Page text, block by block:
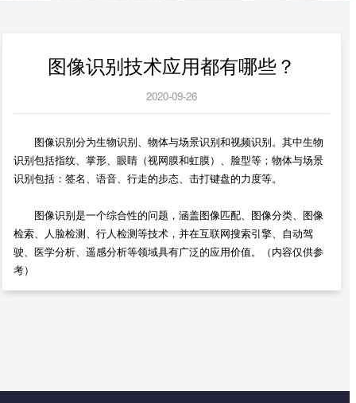
图像识别技术应用都有哪些？
2020-09-26
图像识别分为生物识别、物体与场景识别和视频识别。其中生物
识别包括指纹、掌形、眼睛（视网膜和虹膜）、脸型等；物体与场景
识别包括：签名、语音、行走的步态、击打键盘的力度等。
图像识别是一个综合性的问题，涵盖图像匹配、图像分类、图像
检索、人脸检测、行人检测等技术，并在互联网搜索引擎、自动驾
驶、医学分析、遥感分析等领域具有广泛的应用价值。（内容仅供参
考）